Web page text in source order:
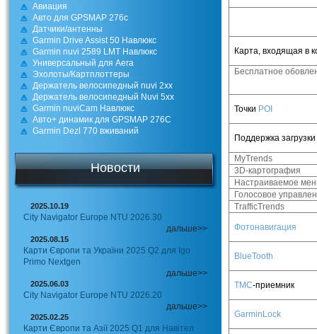
Авиация
Авто для GPSMAP 276с
Датчики/антенны
Garmin Drive Assist 50 Навлюкс
Garmin nuvi 2589 LMT Навлюкс
Универсальный для Aera
Эхолоты/Картплоттеры
Держатель велосипедный nuvi 2xx
Держатель велосипедный Nuvi 5xx
Garmin nuviCam Навлюкс
Авто+ динамик для GPSMAP 276C
Garmin Dezl 770 вживаний
Новости
2025.10.19
City Navigator Europe NTU 2026.30
дальше>>
2025.08.15
Карти Європи та України 2025 Q2 для Igo
Primo Nextgen
дальше>>
2025.06.03
City Navigator Europe NTU 2026.20
дальше>>
2025.02.25
Карти Європи та Азії 2025 Q1 для Навітел
Карта, входящая в
Бесплатное
Точки POI
Поддержка
MyTrends
3D-картография
Настраиваемое
Голосовое
TrafficTrends
Фотонавигация
BlueTooth
TMC-приемник
GarminLock